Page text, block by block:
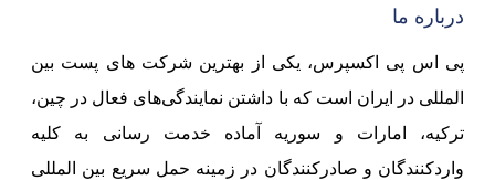
درباره ما
پی اس پی اکسپرس، یکی از بهترین شرکت های پست بین
المللی در ایران است که با داشتن نمایندگی‌های فعال در چین،
ترکیه، امارات و سوریه آماده خدمت رسانی به کلیه
واردکنندگان و صادرکنندگان در زمینه حمل سریع بین المللی